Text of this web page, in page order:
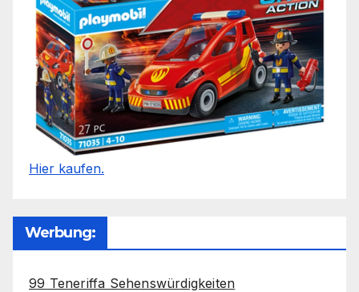
Hier kaufen.
Werbung:
99 Teneriffa Sehenswürdigkeiten